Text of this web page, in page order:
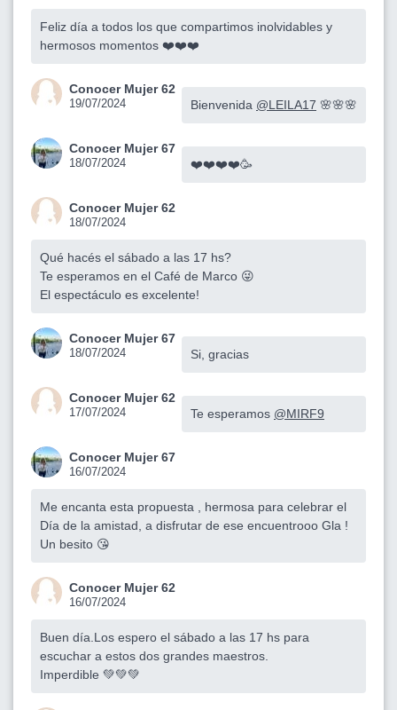
Feliz día a todos los que compartimos inolvidables y
hermosos momentos ❤️❤️❤️
Conocer Mujer 62
19/07/2024 Bienvenida @LEILA17 🌸🌸🌸
Conocer Mujer 67
18/07/2024 ❤️❤️❤️❤️🥳
Conocer Mujer 62
18/07/2024
Qué hacés el sábado a las 17 hs?
Te esperamos en el Café de Marco 😜
El espectáculo es excelente!
Conocer Mujer 67
18/07/2024 Si, gracias
Conocer Mujer 62
17/07/2024 Te esperamos @MIRF9
Conocer Mujer 67
16/07/2024
Me encanta esta propuesta , hermosa para celebrar el
Día de la amistad, a disfrutar de ese encuentrooo Gla !
Un besito 😘
Conocer Mujer 62
16/07/2024
Buen día.Los espero el sábado a las 17 hs para
escuchar a estos dos grandes maestros.
Imperdible 💚💚💚